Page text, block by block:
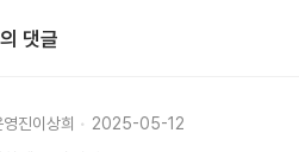
댓글
영진이상희 2025-05-12